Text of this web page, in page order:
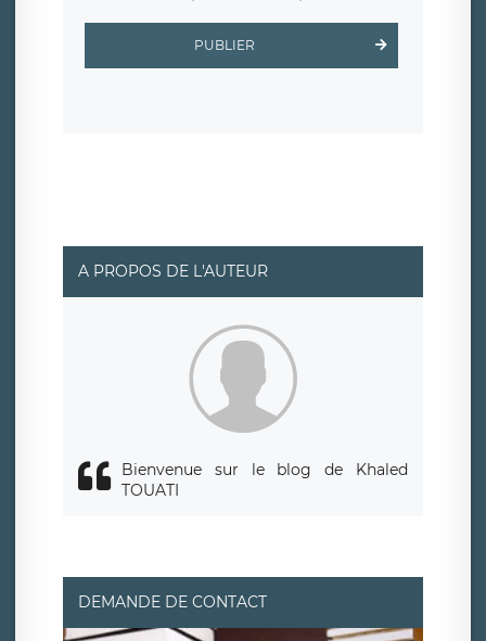
d’inscription est hébergé sur un serveur hébergé par
clauses de
protection conformes au RGPD
. Les données collectées
sont conservées jusqu’à ce que l’Internaute en sollicite la
rue Léopold Sédar Senghor, joignable à l’adresse mail :
responsabledetraitement@legavox.fr. Vous avez
également le droit d’introduire une réclamation auprès
d’une autorité de contrôle.
PUBLIER
A PROPOS DE L'AUTEUR
Bienvenue sur le blog de Khaled
TOUATI
DEMANDE DE CONTACT